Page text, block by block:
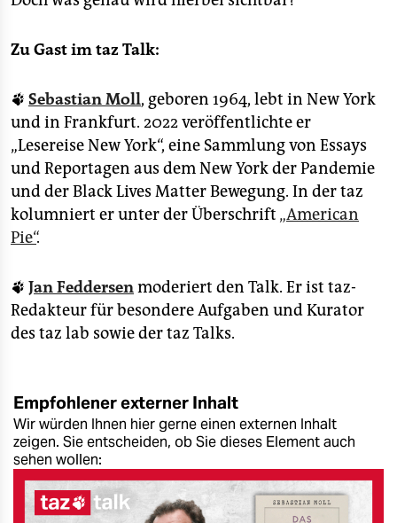
Zu Gast im taz Talk:
🐾 Sebastian Moll, geboren 1964, lebt in New York
und in Frankfurt. 2022 veröffentlichte er
„Lesereise New York“, eine Sammlung von Essays
und Reportagen aus dem New York der Pandemie
und der Black Lives Matter Bewegung. In der taz
kolumniert er unter der Überschrift „American
Pie“.
🐾 Jan Feddersenmoderiert den Talk. Er ist taz-
Redakteur für besondere Aufgaben und Kurator
des taz lab sowie der taz Talks.
Empfohlener externer Inhalt
Wir würden Ihnen hier gerne einen externen Inhalt
zeigen. Sie entscheiden, ob Sie dieses Element auch
sehen wollen: